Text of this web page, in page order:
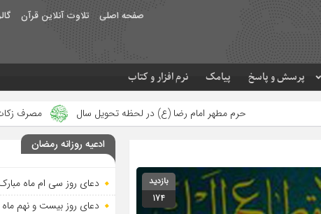
صفحه اصلی تلاوت آنلاین قرآن
پرسش و پاسخ پیامک نرم افزار و کتاب
حرم مطهر امام رضا (ع) در لحظه تحویل سال مصرف زکات فطره در امور
بازدید
174
ادعیه روزانه رمضان
دعای روز سی ام ماه
دعای روز بیست و نهم